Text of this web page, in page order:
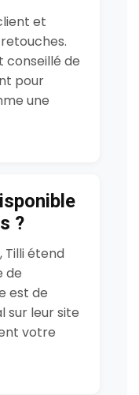
et
conseillé de
pour
une
?
Tilli étend
de
est de
sur leur site
votre